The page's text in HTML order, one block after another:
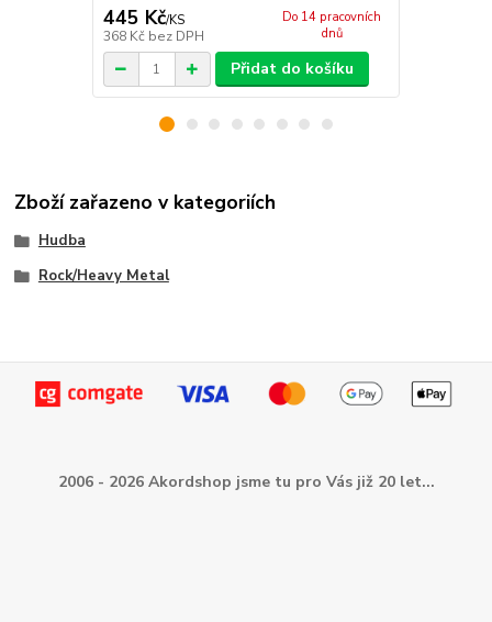
445 Kč/KS
368 Kč bez DPH
Do 14 pracovních
dnů
Přidat do košíku
Zboží zařazeno v kategoriích
Hudba
Rock/Heavy Metal
2006 - 2026 Akordshop jsme tu pro Vás již 20 let...